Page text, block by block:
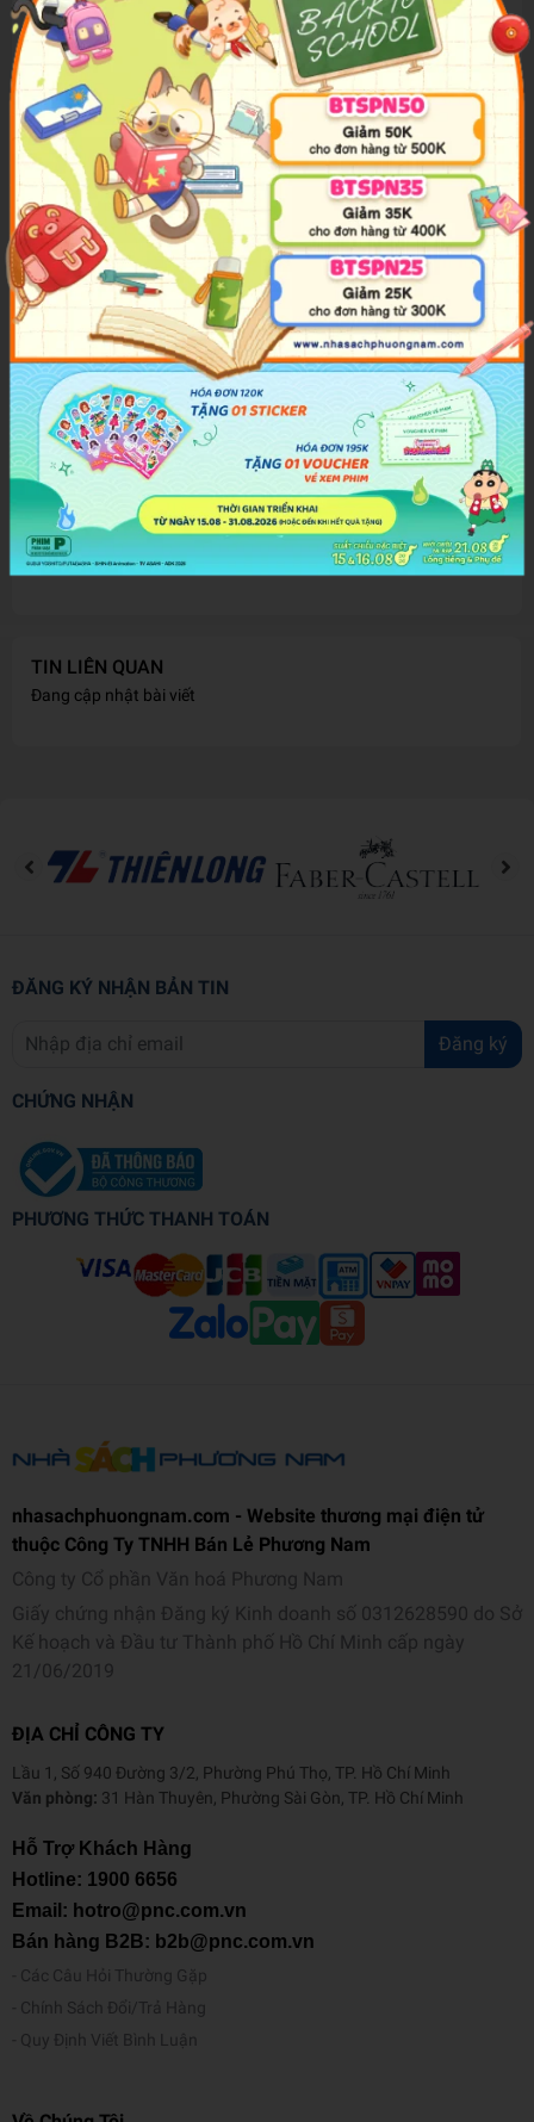
Hãy tận dụng những ưu đãi này để "rinh" về những cuốn
sách hay và đồ dùng học tập sang - xịn - mịn, chuẩn bị
cho một mùa hè thật bùng nổ cùng Nhà Sách Phương
Nam nha!
TIN LIÊN QUAN
Đang cập nhật bài viết
ĐĂNG KÝ NHẬN BẢN TIN
Đăng ký
CHỨNG NHẬN
PHƯƠNG THỨC THANH TOÁN
nhasachphuongnam.com - Website thương mại điện tử
thuộc Công Ty TNHH Bán Lẻ Phương Nam
Công ty Cổ phần Văn hoá Phương Nam
Giấy chứng nhận Đăng ký Kinh doanh số 0312628590 do Sở
Kế hoạch và Đầu tư Thành phố Hồ Chí Minh cấp ngày
21/06/2019
ĐỊA CHỈ CÔNG TY
Lầu 1, Số 940 Đường 3/2, Phường Phú Thọ, TP. Hồ Chí Minh
Văn phòng: 31 Hàn Thuyên, Phường Sài Gòn, TP. Hồ Chí Minh
Hỗ Trợ Khách Hàng
Hotline: 1900 6656
Email: hotro@pnc.com.vn
Bán hàng B2B: b2b@pnc.com.vn
Các Câu Hỏi Thường Gặp
Chính Sách Đổi/Trả Hàng
Quy Định Viết Bình Luận